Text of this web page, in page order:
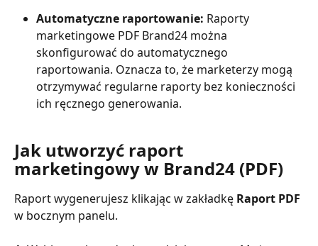
Automatyczne raportowanie: Raporty
marketingowe PDF Brand24 można
skonfigurować do automatycznego
raportowania. Oznacza to, że marketerzy mogą
otrzymywać regularne raporty bez konieczności
ich ręcznego generowania.
Jak utworzyć raport
marketingowy w Brand24 (PDF)
Raport wygenerujesz klikając w zakładkę Raport PDF
w bocznym panelu.